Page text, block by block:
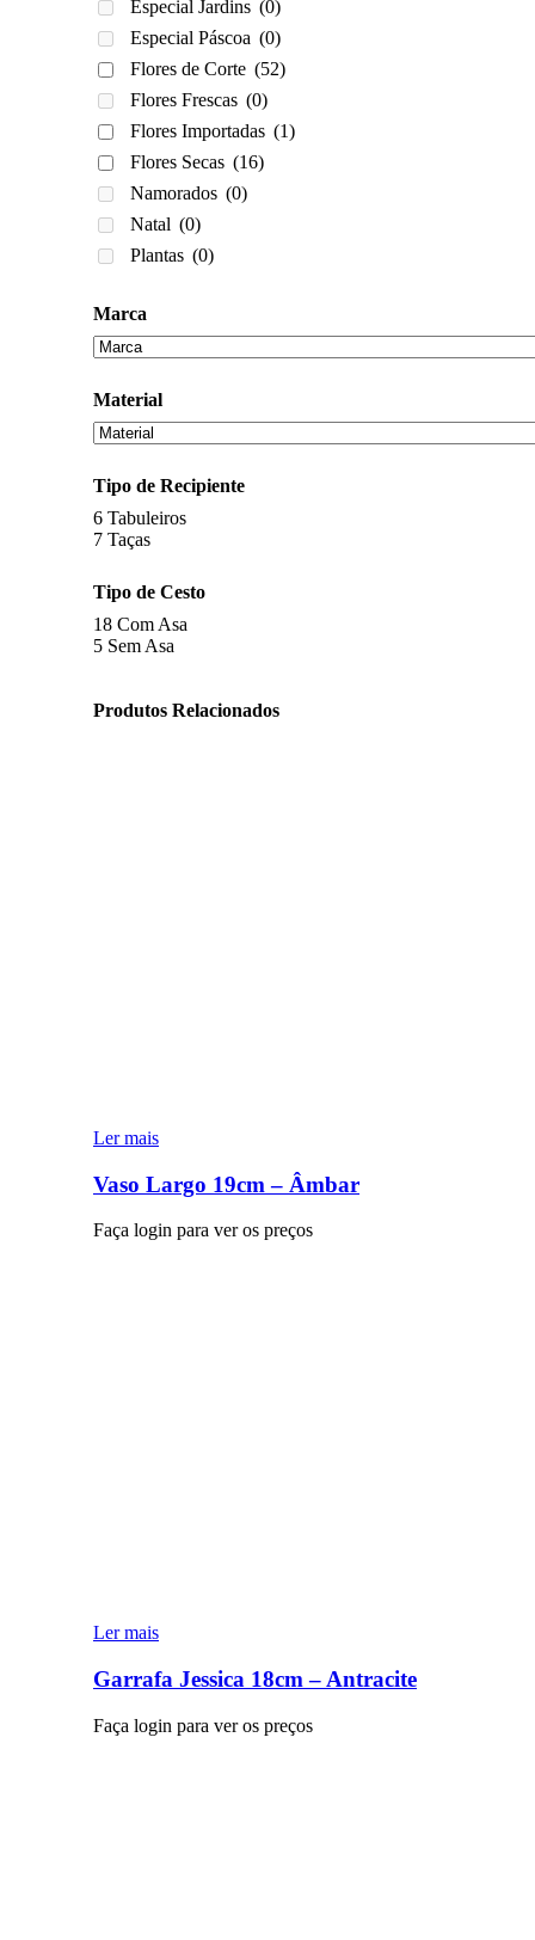
Especial Jardins (0)
Especial Páscoa (0)
Flores de Corte (52)
Flores Frescas (0)
Flores Importadas (1)
Flores Secas (16)
Namorados (0)
Natal (0)
Plantas (0)
Marca
Material
Tipo de Recipiente
6 Tabuleiros
7 Taças
Tipo de Cesto
18 Com Asa
5 Sem Asa
Produtos Relacionados
Ler mais
Vaso Largo 19cm – Âmbar
Faça login para ver os preços
Ler mais
Garrafa Jessica 18cm – Antracite
Faça login para ver os preços